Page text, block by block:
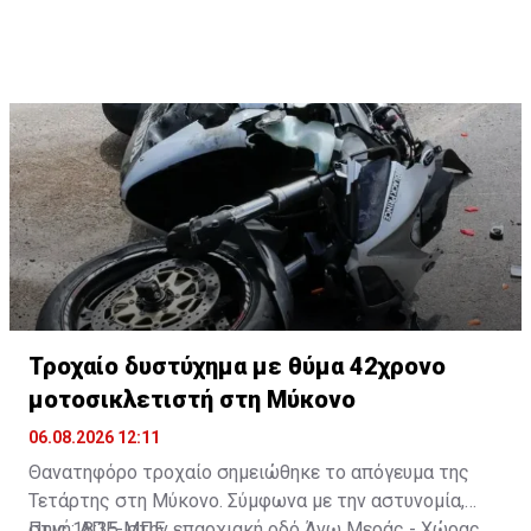
Τροχαίο δυστύχημα με θύμα 42χρονο
μοτοσικλετιστή στη Μύκονο
06.08.2026 12:11
Θανατηφόρο τροχαίο σημειώθηκε το απόγευμα της
Τετάρτης στη Μύκονο. Σύμφωνα με την αστυνομία,